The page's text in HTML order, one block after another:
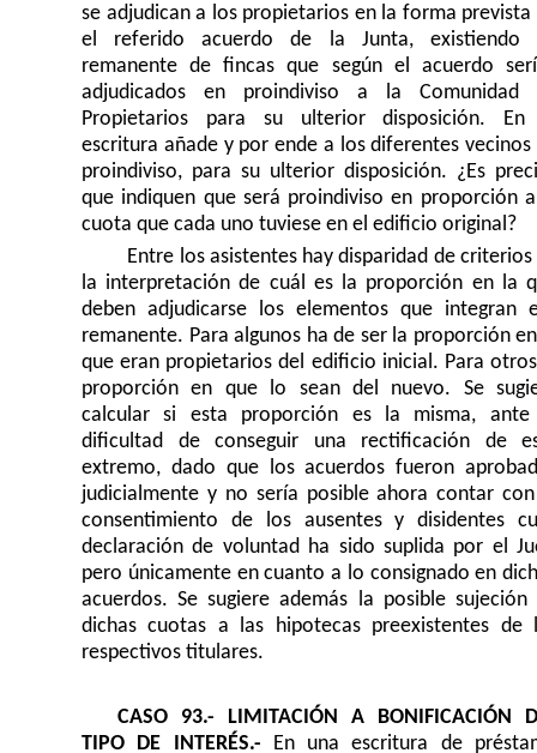
se adjudican a los propietarios en la forma prevista
el referido acuerdo de la Junta, existiendo
remanente de fincas que según el acuerdo
adjudicados en proindiviso a la Comunidad
Propietarios para su ulterior disposición.
escritura añade y por ende a los diferentes vecinos
proindiviso, para su ulterior disposición. ¿Es
que indiquen que será proindiviso en proporción
cuota que cada uno tuviese en el edificio original?
Entre los asistentes hay disparidad de criterios
la interpretación de cuál es la proporción en la
deben adjudicarse los elementos que integran
remanente. Para algunos ha de ser la proporción
que eran propietarios del edificio inicial. Para
proporción en que lo sean del nuevo. Se
calcular si esta proporción es la misma,
dificultad de conseguir una rectificación de
extremo, dado que los acuerdos fueron
judicialmente y no sería posible ahora contar
consentimiento de los ausentes y disidentes
declaración de voluntad ha sido suplida por el
pero únicamente en cuanto a lo consignado en
acuerdos. Se sugiere además la posible sujeción
dichas cuotas a las hipotecas preexistentes de
respectivos titulares.
CASO 93.- LIMITACIÓN A BONIFICACIÓN
TIPO DE INTERÉS.- En una escritura de